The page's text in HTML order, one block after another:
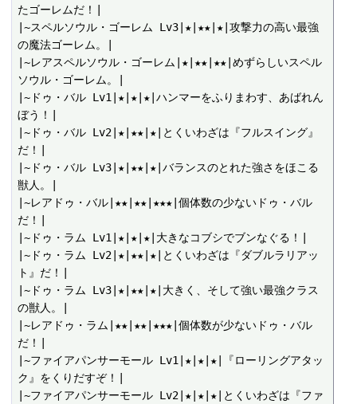
たゴーレムだ！|
|~スペルソウル・ゴーレム Lv3|★|★★|★|攻撃力の高い最強
の魔法ゴーレム。|
|~レアスペルソウル・ゴーレム|★|★★|★★|めずらしいスペル
ソウル・ゴーレム。|
|~ドゥ・バル Lv1|★|★|★|ハンマーをふりまわす、あばれん
ぼう！|
|~ドゥ・バル Lv2|★|★★|★|とくいわざは『フルスイング』
だ！|
|~ドゥ・バル Lv3|★|★★|★|バランスのとれた強さをほこる
獣人。|
|~レアドゥ・バル|★★|★★|★★★|個体数の少ないドゥ・バル
だ！|
|~ドゥ・ラム Lv1|★|★|★|大きなコブシでブンなぐる！|
|~ドゥ・ラム Lv2|★|★★|★|とくいわざは『ダブルラリアッ
ト』だ！|
|~ドゥ・ラム Lv3|★|★★|★|大きく、そして強い最強クラス
の獣人。|
|~レアドゥ・ラム|★★|★★|★★★|個体数が少ないドゥ・バル
だ！|
|~ファイアパンサーモール Lv1|★|★|★|『ローリングアタッ
ク』をくりだすぞ！|
|~ファイアパンサーモール Lv2|★|★|★|とくいわざは『ファ